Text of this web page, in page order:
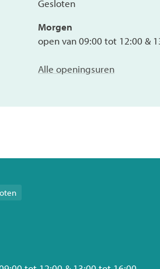
Gesloten
Morgen
open van09:00 tot 12:00 &
Alle openingsurenFinanciële